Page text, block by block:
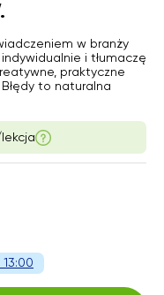
w branży
i tłumaczę
praktyczne
to naturalna
lekcja
14:00
13:00